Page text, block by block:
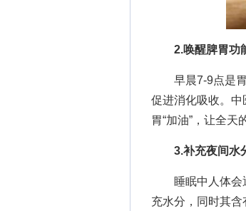
2.唤醒脾胃功
早晨7-9点是胃
促进消化吸收。
胃“加油”，让全天
3.补充夜间水
睡眠中人体会通
充水分，同时其含